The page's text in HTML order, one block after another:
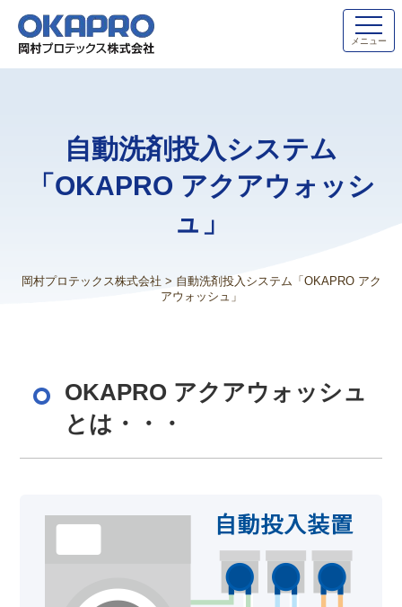
メニュー
自動洗剤投入システム
「OKAPRO アクアウォッシ
ュ」
岡村プロテックス株式会社 > 自動洗剤投入システム「OKAPRO アク
アウォッシュ」
OKAPRO アクアウォッシュ
とは・・・